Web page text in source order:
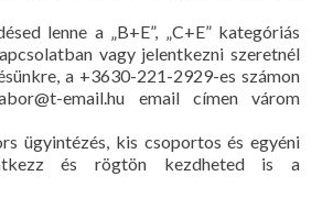
lenne a „B+E”, „C+E” kategóriás
vagy jelentkezni szeretnél
a +3630-221-2929-es számon
email.hu email címen várom
ügyintézés, kis csoportos és egyéni
és rögtön kezdheted is a